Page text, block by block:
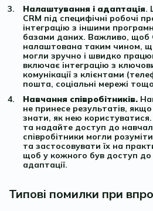
Налаштування і адаптація.
CRM під специфічні робочі
інтеграцію з іншими
базами даних. Важливо, щоб
налаштована таким чином,
могли зручно і швидко
включає інтеграцію з
комунікації з клієнтами
пошта, соціальні мережі
Навчання співробітників.
не принесе результатів,
знати, як нею користуватися.
та надайте доступ до
співробітники могли
та застосовувати їх на
щоб у кожного був доступ до
адаптації.
Типові помилки при